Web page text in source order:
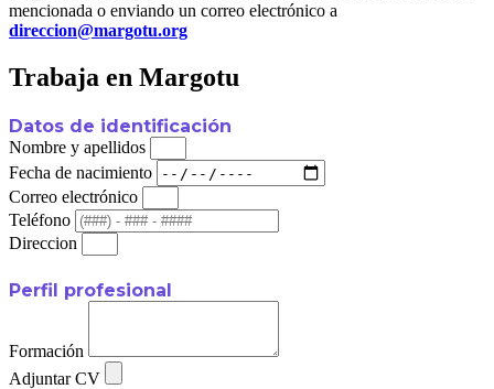
mencionada o enviando un correo electrónico a
direccion@margotu.org
Trabaja en Margotu
Datos de identificación
Nombre y apellidos
Fecha de nacimiento
Correo electrónico
Teléfono
Direccion
Perfil profesional
Formación
Adjuntar CV